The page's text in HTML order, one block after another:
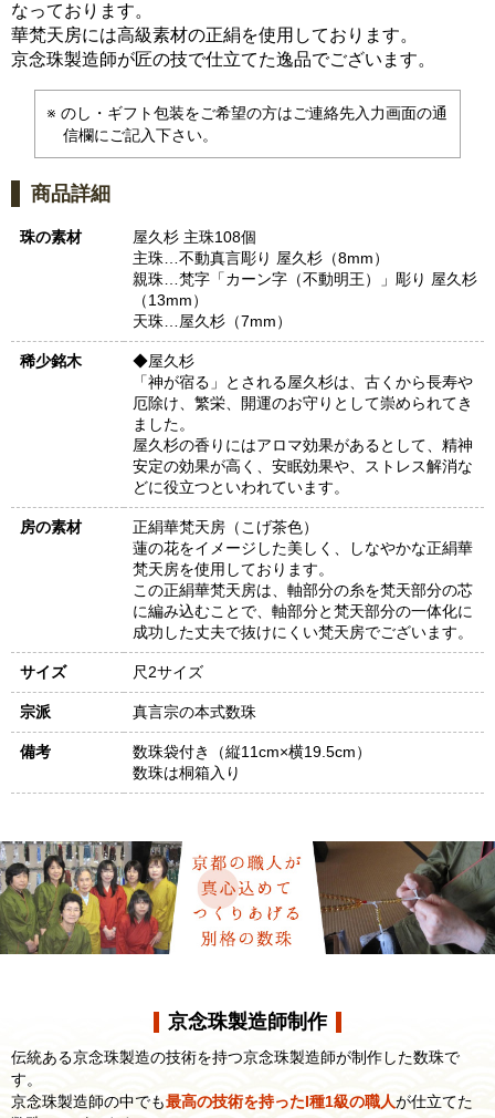
なっております。
華梵天房には高級素材の正絹を使用しております。
京念珠製造師が匠の技で仕立てた逸品でございます。
のし・ギフト包装をご希望の方はご連絡先入力画面の通
信欄にご記入下さい。
商品詳細
珠の素材
屋久杉 主珠108個
主珠…不動真言彫り 屋久杉（8mm）
親珠…梵字「カーン字（不動明王）」彫り 屋久杉
（13mm）
天珠…屋久杉（7mm）
稀少銘木
◆屋久杉
「神が宿る」とされる屋久杉は、古くから長寿や
厄除け、繁栄、開運のお守りとして崇められてき
ました。
屋久杉の香りにはアロマ効果があるとして、精神
安定の効果が高く、安眠効果や、ストレス解消な
どに役立つといわれています。
房の素材
正絹華梵天房（こげ茶色）
蓮の花をイメージした美しく、しなやかな正絹華
梵天房を使用しております。
この正絹華梵天房は、軸部分の糸を梵天部分の芯
に編み込むことで、軸部分と梵天部分の一体化に
成功した丈夫で抜けにくい梵天房でございます。
サイズ 尺2サイズ
宗派 真言宗の本式数珠
備考
数珠袋付き（縦11cm×横19.5cm）
数珠は桐箱入り
京念珠製造師制作
伝統ある京念珠製造の技術を持つ京念珠製造師が制作した数珠で
す。
京念珠製造師の中でも最高の技術を持ったI種1級の職人が仕立てた